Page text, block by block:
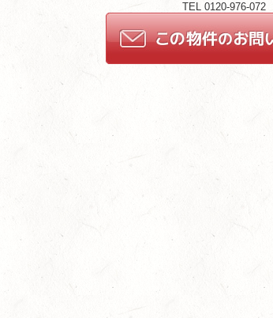
TEL 0120-976-072